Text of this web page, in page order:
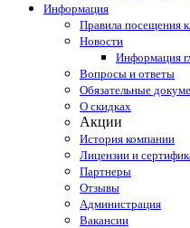
Информация
Правила посещения
Новости
Информация
Вопросы и ответы
Обязательные
О скидках
Акции
История компании
Лицензии и
Партнеры
Отзывы
Администрация
Вакансии